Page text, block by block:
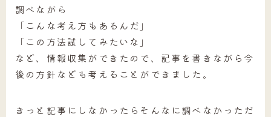
調べながら
「こんな考え方もあるんだ」
「この方法試してみたいな」
など、情報収集ができたので、記事を書きながら今
後の方針なども考えることができました。
きっと記事にしなかったらそんなに調べなかっただ